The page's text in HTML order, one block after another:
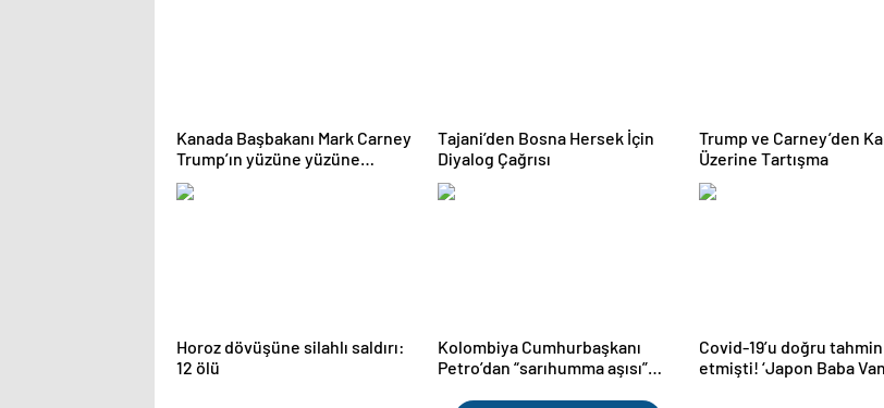
Kanada Başbakanı Mark Carney
Trump’ın yüzüne yüzüne
söyledi: Kanada satılık değil
Tajani’den Bosna Hersek İçin
Diyalog Çağrısı
Trump ve Carney’den
Üzerine Tartışma
Horoz dövüşüne silahlı saldırı:
12 ölü
Kolombiya Cumhurbaşkanı
Petro’dan “sarıhumma aşısı”
Covid-19’u doğru tahmin
etmişti! ‘Japon Baba